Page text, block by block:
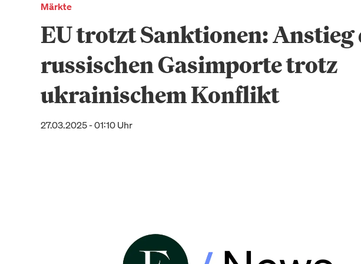
Märkte
EU trotzt Sanktionen: Anstieg
russischen Gasimporte trotz
ukrainischem Konflikt
27.03.2025 - 01:10 Uhr